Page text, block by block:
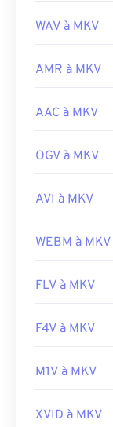
WAV à MKV
AMR à MKV
AAC à MKV
OGV à MKV
AVI à MKV
WEBM à MKV
FLV à MKV
F4V à MKV
M1V à MKV
XVID à MKV